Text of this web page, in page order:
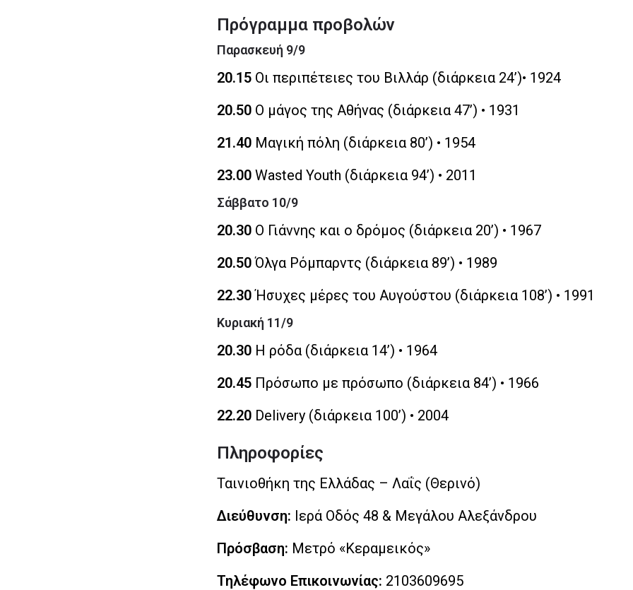
Πρόγραμμα προβολών
Παρασκευή 9/9
20.15 Οι περιπέτειες του Βιλλάρ (διάρκεια 24’)• 1924
20.50 Ο μάγος της Αθήνας (διάρκεια 47’) • 1931
21.40 Μαγική πόλη (διάρκεια 80’) • 1954
23.00 Wasted Youth (διάρκεια 94’) • 2011
Σάββατο 10/9
20.30 Ο Γιάννης και ο δρόμος (διάρκεια 20’) • 1967
20.50Όλγα Ρόμπαρντς (διάρκεια 89’) • 1989
22.30Ήσυχες μέρες του Αυγούστου (διάρκεια 108’) • 1991
Κυριακή 11/9
20.30 Η ρόδα (διάρκεια 14’) • 1964
20.45 Πρόσωπο με πρόσωπο (διάρκεια 84’) • 1966
22.20 Delivery (διάρκεια 100’) • 2004
Πληροφορίες
Ταινιοθήκη της Ελλάδας – Λαΐς (Θερινό)
Διεύθυνση: Ιερά Οδός 48 & Μεγάλου Αλεξάνδρου
Πρόσβαση: Μετρό «Κεραμεικός»
Τηλέφωνο Επικοινωνίας: 2103609695